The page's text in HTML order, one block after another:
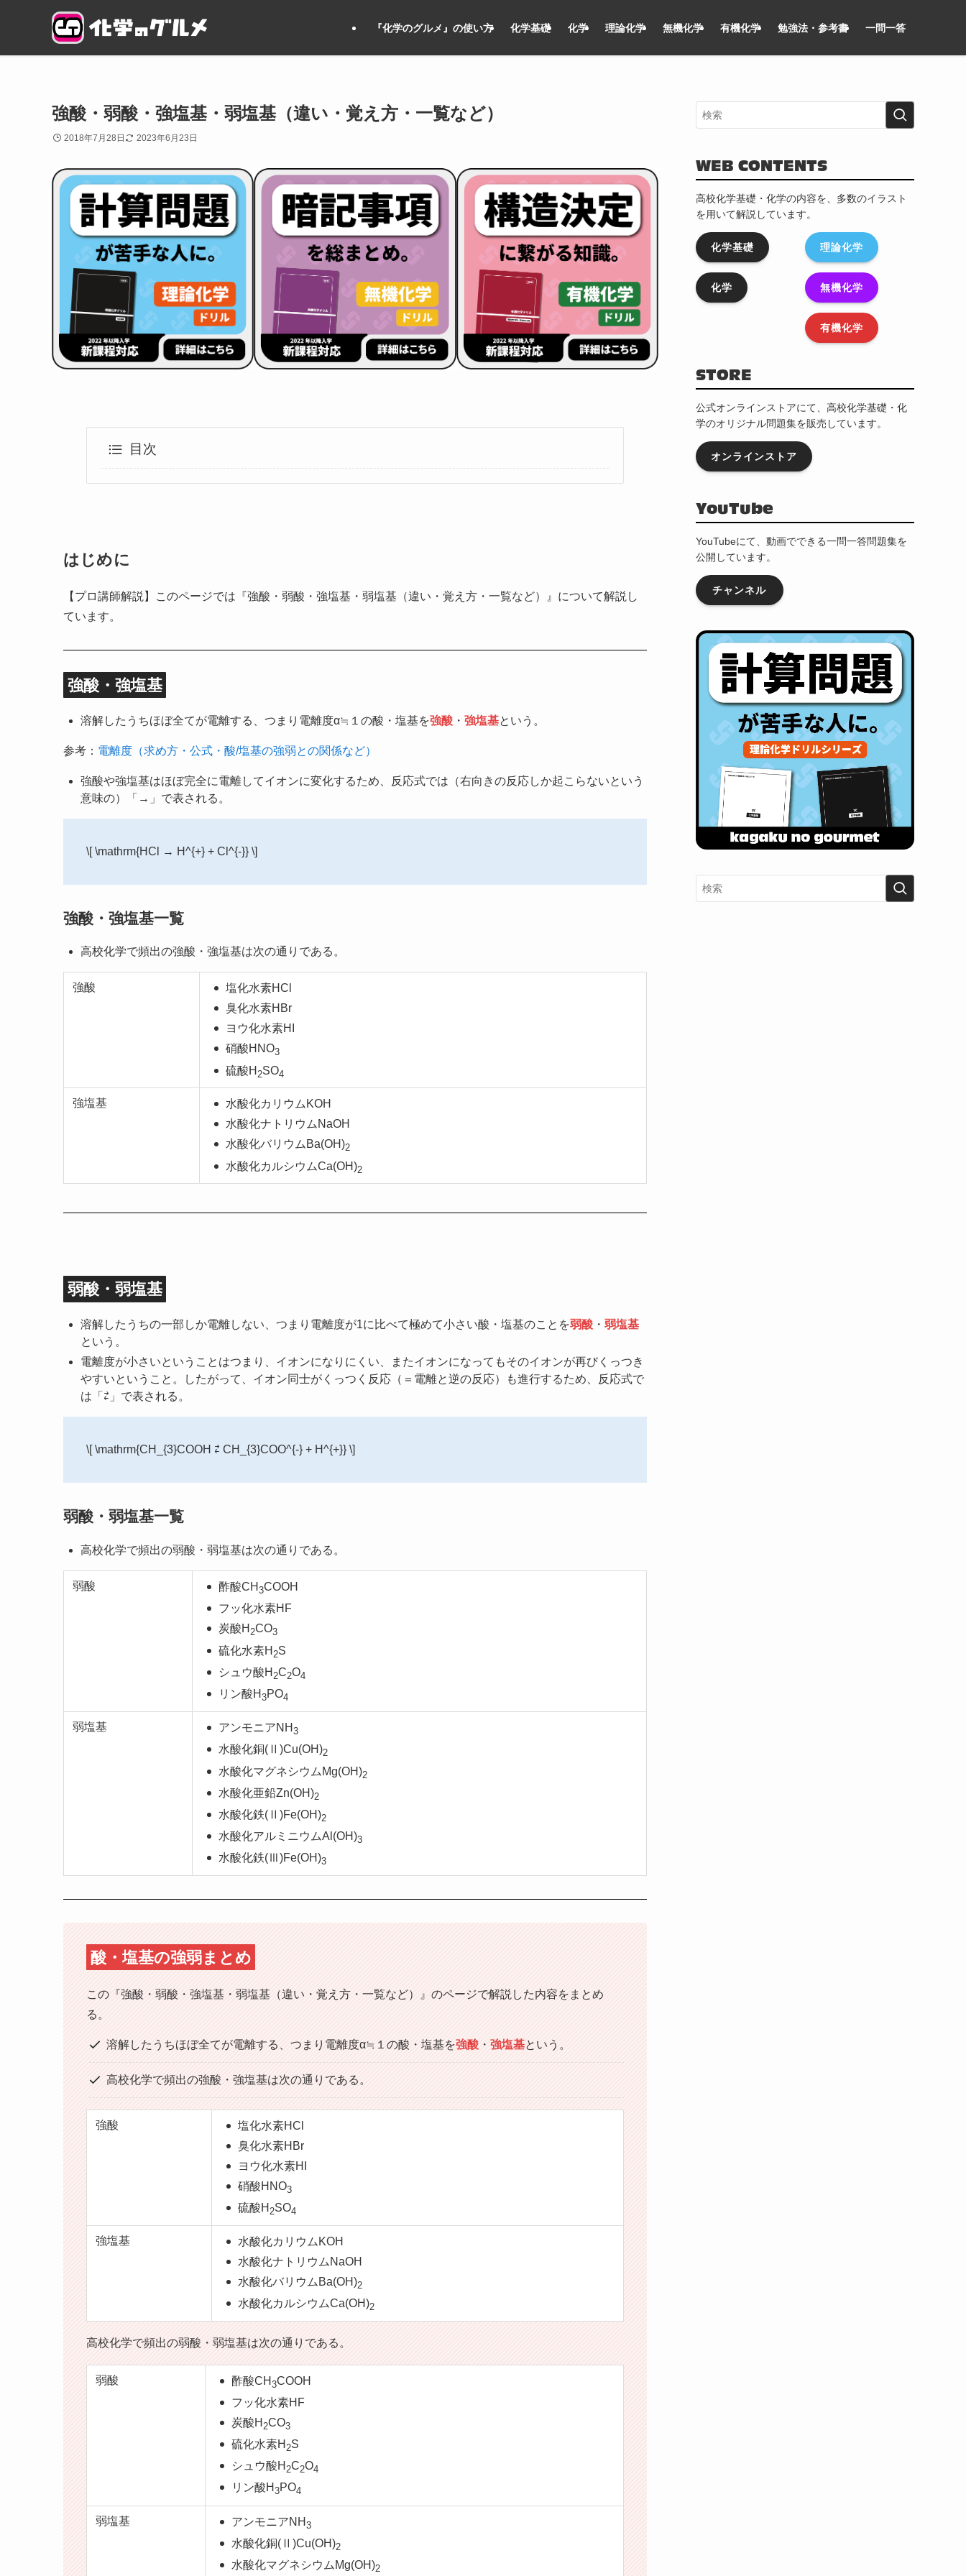
『化学のグルメ』の使い方 化学基礎 化学 理論化学 無機化学 有機化学 勉強法・参考書 一問一答
強酸・弱酸・強塩基・弱塩基（違い・覚え方・一覧など）
2018年7月28日 2023年6月23日
目次
はじめに
【プロ講師解説】このページでは『強酸・弱酸・強塩基・弱塩基（違い・覚え方・一覧など）』について解説し
ています。
強酸・強塩基
溶解したうちほぼ全てが電離する、つまり電離度α≒１の酸・塩基を強酸 ・ 強塩基という。
参考： 電離度（求め方・公式・酸/塩基の強弱との関係など）
強酸や強塩基はほぼ完全に電離してイオンに変化するため、反応式では（右向きの反応しか起こらないという
意味の）「→」で表される。
\[ \mathrm{HCl → H^{+} + Cl^{-}} \]
強酸・強塩基一覧
高校化学で頻出の強酸・強塩基は次の通りである。
強酸
塩化水素HCl
臭化水素HBr
ヨウ化水素HI
硝酸HNO3
硫酸H 2SO4
強塩基
水酸化カリウムKOH
水酸化ナトリウムNaOH
水酸化バリウムBa(OH)2
水酸化カルシウムCa(OH)2
弱酸・弱塩基
溶解したうちの一部しか電離しない、つまり電離度が1に比べて極めて小さい酸・塩基のことを弱酸 ・ 弱塩基
という。
電離度が小さいということはつまり、イオンになりにくい、またイオンになってもそのイオンが再びくっつき
やすいということ。したがって、イオン同士がくっつく反応（＝電離と逆の反応）も進行するため、反応式で
は「⇄」で表される。
\[ \mathrm{CH_{3}COOH ⇄ CH_{3}COO^{-} + H^{+}} \]
弱酸・弱塩基一覧
高校化学で頻出の弱酸・弱塩基は次の通りである。
弱酸 酢酸CH 3COOH
フッ化水素HF
炭酸H 2CO3
硫化水素H 2S
シュウ酸H 2C2O4
リン酸H 3PO4
弱塩基 アンモニアNH 3
水酸化銅(Ⅱ)Cu(OH)2
水酸化マグネシウムMg(OH)2
水酸化亜鉛Zn(OH)2
水酸化鉄(Ⅱ)Fe(OH)2
水酸化アルミニウムAl(OH)3
水酸化鉄(Ⅲ)Fe(OH)3
酸・塩基の強弱まとめ
この『強酸・弱酸・強塩基・弱塩基（違い・覚え方・一覧など）』のページで解説した内容をまとめ
る。
溶解したうちほぼ全てが電離する、つまり電離度α≒１の酸・塩基を強酸 ・ 強塩基という。
高校化学で頻出の強酸・強塩基は次の通りである。
強酸
塩化水素HCl
臭化水素HBr
ヨウ化水素HI
硝酸HNO3
硫酸H 2SO4
強塩基
水酸化カリウムKOH
水酸化ナトリウムNaOH
水酸化バリウムBa(OH)2
水酸化カルシウムCa(OH)2
高校化学で頻出の弱酸・弱塩基は次の通りである。
弱酸 酢酸CH 3COOH
フッ化水素HF
炭酸H 2CO3
硫化水素H 2S
シュウ酸H 2C2O4
リン酸H 3PO4
弱塩基 アンモニアNH 3
水酸化銅(Ⅱ)Cu(OH)2
水酸化マグネシウムMg(OH)2
WEB CONTENTS
高校化学基礎・化学の内容を、多数のイラスト
を用いて解説しています。
化学基礎
化学
理論化学
無機化学
有機化学
STORE
公式オンラインストアにて、高校化学基礎・化
学のオリジナル問題集を販売しています。
オンラインストア
YouTube
YouTubeにて、動画でできる一問一答問題集を
公開しています。
チャンネル